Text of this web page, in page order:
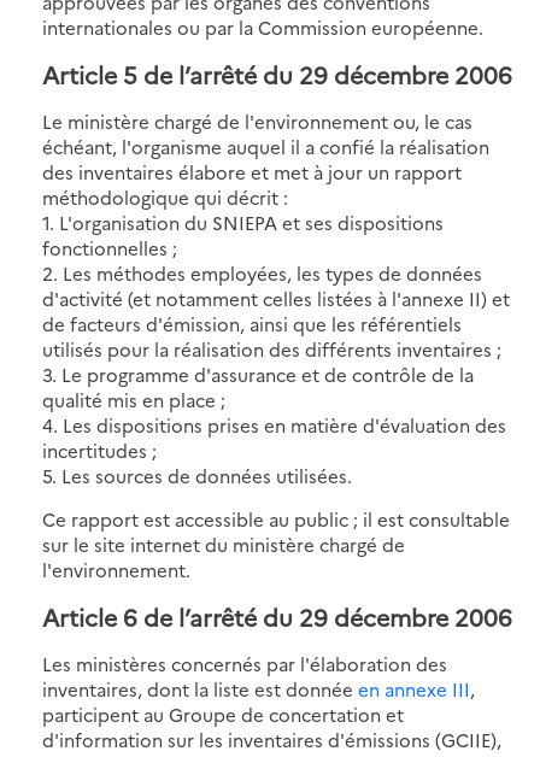
internationales ou par la Commission européenne.
Article 5 de l’arrêté du 29 décembre 2006
Le ministère chargé de l'environnement ou, le cas
échéant, l'organisme auquel il a confié la réalisation
des inventaires élabore et met à jour un rapport
méthodologique qui décrit :
1. L'organisation du SNIEPA et ses dispositions
fonctionnelles ;
2. Les méthodes employées, les types de données
d'activité (et notamment celles listées à l'annexe II) et
de facteurs d'émission, ainsi que les référentiels
utilisés pour la réalisation des différents inventaires ;
3. Le programme d'assurance et de contrôle de la
qualité mis en place ;
4. Les dispositions prises en matière d'évaluation des
incertitudes ;
5. Les sources de données utilisées.
Ce rapport est accessible au public ; il est consultable
sur le site internet du ministère chargé de
l'environnement.
Article 6 de l’arrêté du 29 décembre 2006
Les ministères concernés par l'élaboration des
inventaires, dont la liste est donnée en annexe III,
participent au Groupe de concertation et
d'information sur les inventaires d'émissions (GCIIE),